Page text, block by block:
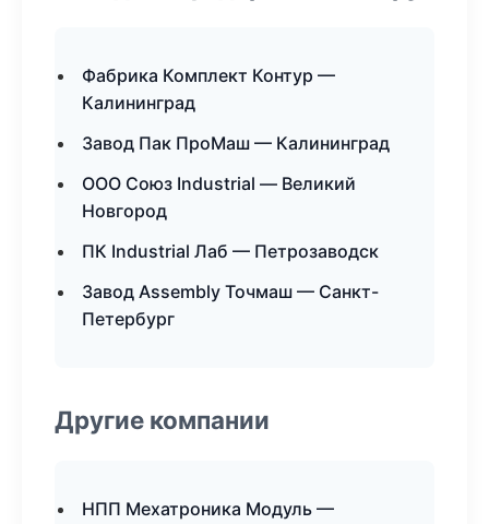
Фабрика Комплект Контур —
Калининград
Завод Пак ПроМаш — Калининград
ООО Союз Industrial — Великий
Новгород
ПК Industrial Лаб — Петрозаводск
Завод Assembly Точмаш — Санкт-
Петербург
Другие компании
НПП Мехатроника Модуль —